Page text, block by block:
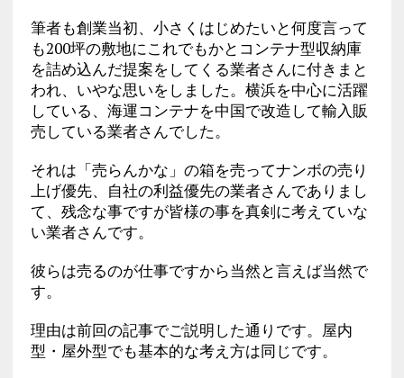
筆者も創業当初、小さくはじめたいと何度言って
も200坪の敷地にこれでもかとコンテナ型収納庫
を詰め込んだ提案をしてくる業者さんに付きまと
われ、いやな思いをしました。横浜を中心に活躍
している、海運コンテナを中国で改造して輸入販
売している業者さんでした。
それは「売らんかな」の箱を売ってナンボの売り
上げ優先、自社の利益優先の業者さんでありまし
て、残念な事ですが皆様の事を真剣に考えていな
い業者さんです。
彼らは売るのが仕事ですから当然と言えば当然で
す。
理由は前回の記事でご説明した通りです。屋内
型・屋外型でも基本的な考え方は同じです。